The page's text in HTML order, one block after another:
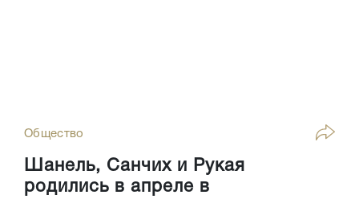
Общество
Шанель, Санчих и Рукая
родились в апреле в